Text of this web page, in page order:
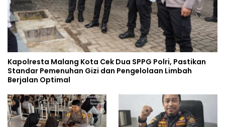
Kapolresta Malang Kota Cek Dua SPPG Polri, Pastikan
Standar Pemenuhan Gizi dan Pengelolaan Limbah
Berjalan Optimal